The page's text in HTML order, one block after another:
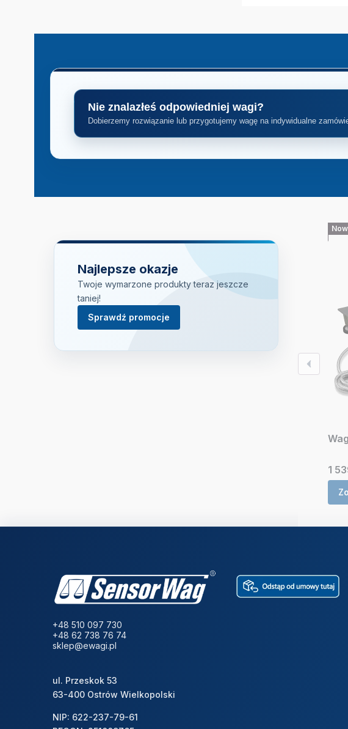
Nie znalazłeś odpowiedniej wagi?
Dobierzemy rozwiązanie lub przygotujemy wagę na indywidualne
Najlepsze okazje
Twoje wymarzone produkty teraz jeszcze
taniej!
Sprawdź promocje
1
+48 510 097 730
+48 62 738 76 74
sklep@ewagi.pl
ul. Przeskok 53
63-400 Ostrów Wielkopolski
NIP: 622-237-79-61